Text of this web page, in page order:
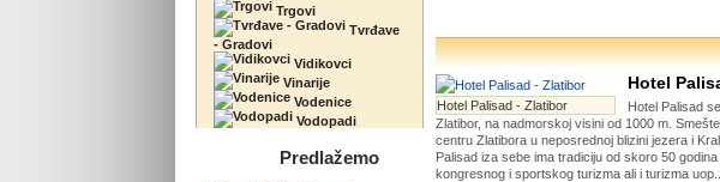
Trgovi
Tvrđave
- Gradovi
Vidikovci
Vinarije
Vodenice
Vodopadi
Predlažemo
Hotel Palisad - Zlatibor
Hotel
Hotel Palisad
Zlatibor, na nadmorskoj visini od 1000 m.
centru Zlatibora u neposrednoj blizini jezera i
Palisad iza sebe ima tradiciju od skoro 50
kongresnog i sportskog turizma ali i turizma uop...